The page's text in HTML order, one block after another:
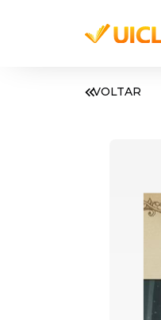
VOLTAR